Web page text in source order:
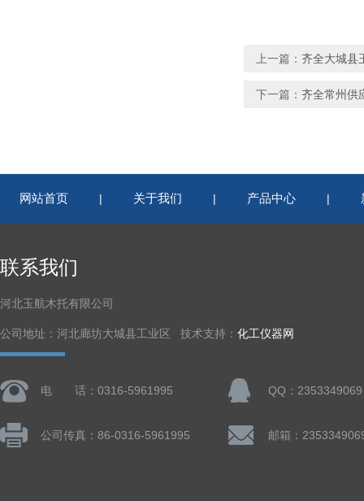
上一篇： 齐全大城县
下一篇： 齐全常州供
网站首页 | 关于我们 | 产品中心 |
联系我们
河北玉航木托有限公司
公司地址：河北廊坊大城县工业区 技术支持： 化工仪器网
电 话：0316-5961995 QQ：2353349069
公司传真：86-0316-5961995 邮箱：